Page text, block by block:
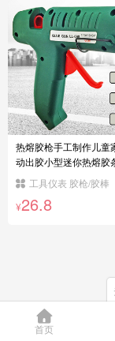
首页
热熔胶枪手工制作儿童
动出胶小型迷你热熔胶
棒 工具仪表 胶枪/胶棒
¥26.8